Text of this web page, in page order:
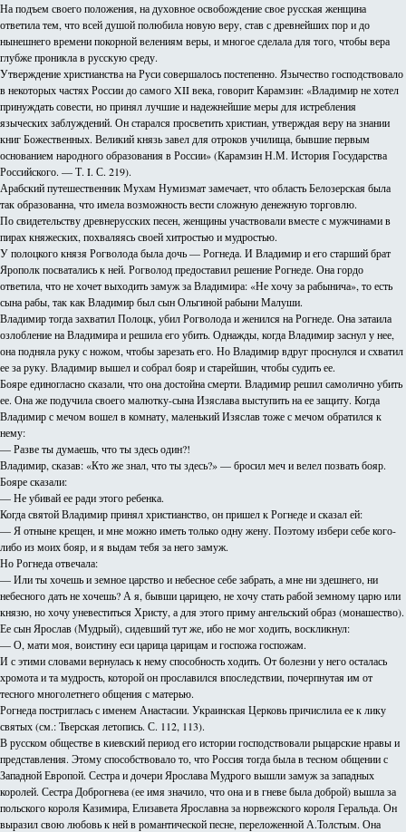
На подъем своего положения, на духовное освобождение свое русская женщина
ответила тем, что всей душой полюбила новую веру, став с древнейших пор и до
нынешнего времени покорной велениям веры, и многое сделала для того, чтобы вера
глубже проникла в русскую среду.
Утверждение христианства на Руси совершалось постепенно. Язычество господствовало
в некоторых частях России до самого XII века, говорит Карамзин: «Владимир не хотел
принуждать совести, но принял лучшие и надежнейшие меры для истребления
языческих заблуждений. Он старался просветить христиан, утверждая веру на знании
книг Божественных. Великий князь завел для отроков училища, бывшие первым
основанием народного образования в России» (Карамзин Н.М. История Государства
Российского. — Т. I. С. 219).
Арабский путешественник Мухам Нумизмат замечает, что область Белозерская была
так образованна, что имела возможность вести сложную денежную торговлю.
По свидетельству древнерусских песен, женщины участвовали вместе с мужчинами в
пирах княжеских, похваляясь своей хитростью и мудростью.
У полоцкого князя Рогволода была дочь — Рогнеда. И Владимир и его старший брат
Ярополк посватались к ней. Рогволод предоставил решение Рогнеде. Она гордо
ответила, что не хочет выходить замуж за Владимира: «Не хочу за рабынича», то есть
сына рабы, так как Владимир был сын Ольгиной рабыни Малуши.
Владимир тогда захватил Полоцк, убил Рогволода и женился на Рогнеде. Она затаила
озлобление на Владимира и решила его убить. Однажды, когда Владимир заснул у нее,
она подняла руку с ножом, чтобы зарезать его. Но Владимир вдруг проснулся и схватил
ее за руку. Владимир вышел и собрал бояр и старейшин, чтобы судить ее.
Бояре единогласно сказали, что она достойна смерти. Владимир решил самолично убить
ее. Она же подучила своего малютку-сына Изяслава выступить на ее защиту. Когда
Владимир с мечом вошел в комнату, маленький Изяслав тоже с мечом обратился к
нему:
— Разве ты думаешь, что ты здесь один?!
Владимир, сказав: «Кто же знал, что ты здесь?» — бросил меч и велел позвать бояр.
Бояре сказали:
— Не убивай ее ради этого ребенка.
Когда святой Владимир принял христианство, он пришел к Рогнеде и сказал ей:
— Я отныне крещен, и мне можно иметь только одну жену. Поэтому избери себе кого-
либо из моих бояр, и я выдам тебя за него замуж.
Но Рогнеда отвечала:
— Или ты хочешь и земное царство и небесное себе забрать, а мне ни здешнего, ни
небесного дать не хочешь? А я, бывши царицею, не хочу стать рабой земному царю или
князю, но хочу уневеститься Христу, а для этого приму ангельский образ (монашество).
Ее сын Ярослав (Мудрый), сидевший тут же, ибо не мог ходить, воскликнул:
— О, мати моя, воистину еси царица царицам и госпожа госпожам.
И с этими словами вернулась к нему способность ходить. От болезни у него осталась
хромота и та мудрость, которой он прославился впоследствии, почерпнутая им от
тесного многолетнего общения с матерью.
Рогнеда постриглась с именем Анастасии. Украинская Церковь причислила ее к лику
святых (см.: Тверская летопись. С. 112, 113).
В русском обществе в киевский период его истории господствовали рыцарские нравы и
представления. Этому способствовало то, что Россия тогда была в тесном общении с
Западной Европой. Сестра и дочери Ярослава Мудрого вышли замуж за западных
королей. Сестра Доброгнева (ее имя значило, что она и в гневе была доброй) вышла за
польского короля Казимира, Елизавета Ярославна за норвежского короля Геральда. Он
выразил свою любовь к ней в романтической песне, переложенной А.Толстым. Она